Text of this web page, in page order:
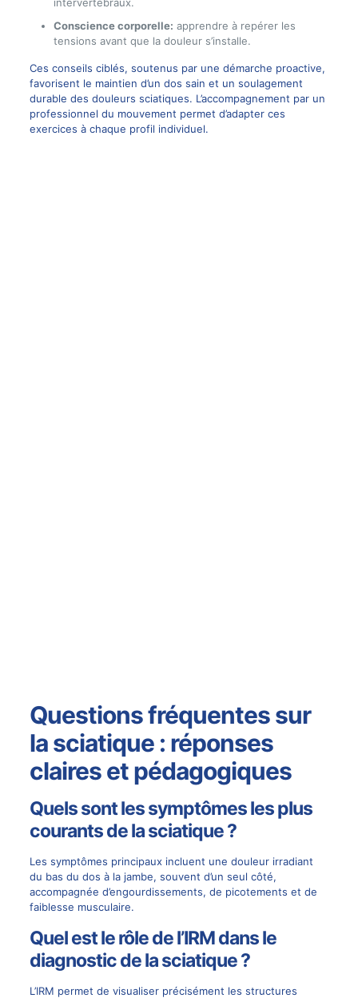
Conscience corporelle: apprendre à repérer les
tensions avant que la douleur s’installe.
Ces conseils ciblés, soutenus par une démarche proactive,
favorisent le maintien d’un dos sain et un soulagement
durable des douleurs sciatiques. L’accompagnement par un
professionnel du mouvement permet d’adapter ces
exercices à chaque profil individuel.
Questions fréquentes sur
la sciatique : réponses
claires et pédagogiques
Quels sont les symptômes les plus
courants de la sciatique ?
Les symptômes principaux incluent une douleur irradiant
du bas du dos à la jambe, souvent d’un seul côté,
accompagnée d’engourdissements, de picotements et de
faiblesse musculaire.
Quel est le rôle de l’IRM dans le
diagnostic de la sciatique ?
L’IRM permet de visualiser précisément les structures